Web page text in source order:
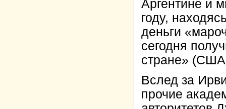
Аргентине и
году,
деньги
сегодня
стране»
Вслед за
прочие